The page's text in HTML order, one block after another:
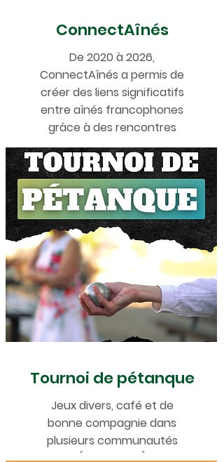
ConnectAînés
De 2020 à 2026,
ConnectAînés a permis de
créer des liens significatifs
entre aînés francophones
grâce à des rencontres
virtuelles.
Tournoi de pétanque
Jeux divers, café et de
bonne compagnie dans
plusieurs communautés
(2024-2025)